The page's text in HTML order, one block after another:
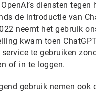
diensten tegen
de introductie van
neemt het gebruik
kwam toen
service te gebruiken
of in te loggen.
gebruik nemen ook